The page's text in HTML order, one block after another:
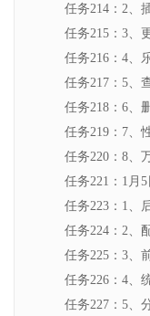
任务214：2、
任务215：3、
任务216：4、
任务217：5、
任务218：6、
任务219：7、
任务220：8、
任务221：1月
任务223：1、
任务224：2、
任务225：3、
任务226：4、
任务227：5、